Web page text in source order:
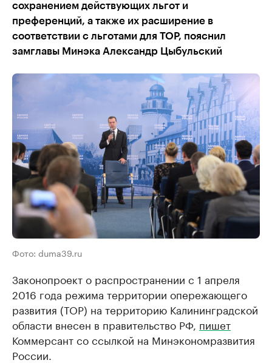
сохранением действующих льгот и
преференций, а также их расширение в
соответствии с льготами для ТОР, пояснил
замглавы Минэка Александр Цыбульский
Фото: duma39.ru
Законопроект о распространении с 1 апреля
2016 года режима территории опережающего
развития (ТОР) на территорию Калининградской
области внесен в правительство РФ, пишет
Коммерсант со ссылкой на Минэкономразвития
России.